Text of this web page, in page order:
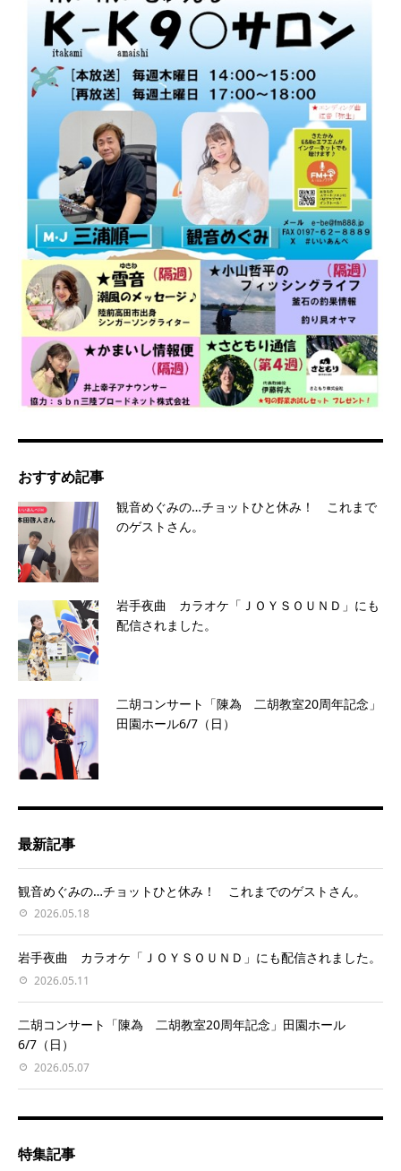
おすすめ記事
観音めぐみの…チョットひと休み！ これまで
のゲストさん。
岩手夜曲 カラオケ「ＪＯＹＳＯＵＮＤ」にも
配信されました。
二胡コンサート「陳為 二胡教室20周年記念」
田園ホール6/7（日）
最新記事
観音めぐみの…チョットひと休み！ これまでのゲストさん。
2026.05.18
岩手夜曲 カラオケ「ＪＯＹＳＯＵＮＤ」にも配信されました。
2026.05.11
二胡コンサート「陳為 二胡教室20周年記念」田園ホール
6/7（日）
2026.05.07
特集記事